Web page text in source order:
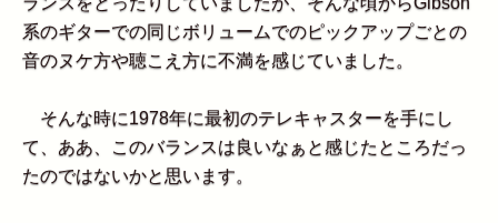
系のギターでの同じボリュームでのピックアップごとの
音のヌケ方や聴こえ方に不満を感じていました。
そんな時に1978年に最初のテレキャスターを手にし
て、ああ、このバランスは良いなぁと感じたところだっ
たのではないかと思います。